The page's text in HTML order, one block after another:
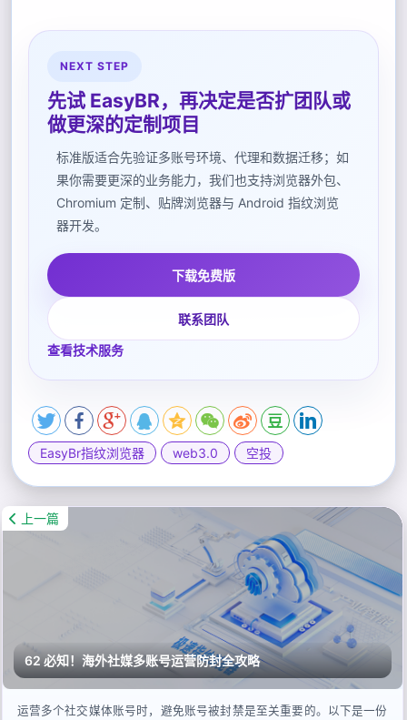
NEXT STEP
先试 EasyBR，再决定是否扩团队或
做更深的定制项目
标准版适合先验证多账号环境、代理和数据迁移；如
果你需要更深的业务能力，我们也支持浏览器外包、
Chromium 定制、贴牌浏览器与 Android 指纹浏览
器开发。
下载免费版
联系团队
查看技术服务
EasyBr指纹浏览器 web3.0 空投
上一篇
62 必知！海外社媒多账号运营防封全攻略
运营多个社交媒体账号时，避免账号被封禁是至关重要的。以下是一份